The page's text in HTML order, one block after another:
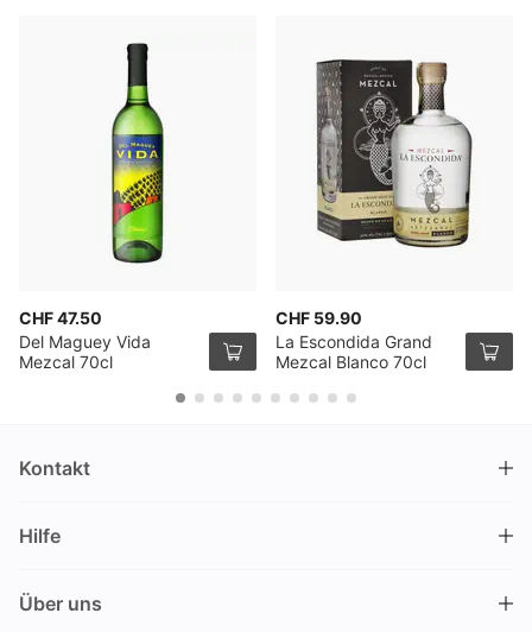
CHF 47.50
Del Maguey Vida
Mezcal 70cl
CHF 59.90
La Escondida Grand
Mezcal Blanco 70cl
Kontakt
Nüschelerstrasse 35
Schweiz
Hilfe
Über uns